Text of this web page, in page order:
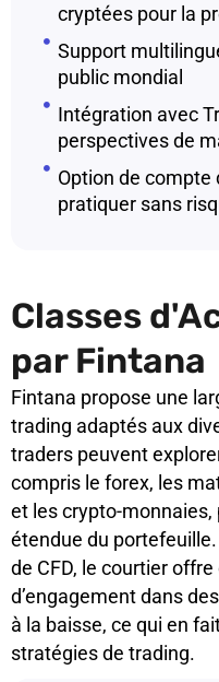
cryptées pour la
Support
public mondial
Intégration avec
perspectives de
Option de
pratiquer sans
Classes
par Fintana
Fintana propose une
trading adaptés aux
traders peuvent
compris le forex, les
et les crypto-
étendue du
de CFD, le courtier
d’engagement dans
à la baisse, ce qui en
stratégies de trading.